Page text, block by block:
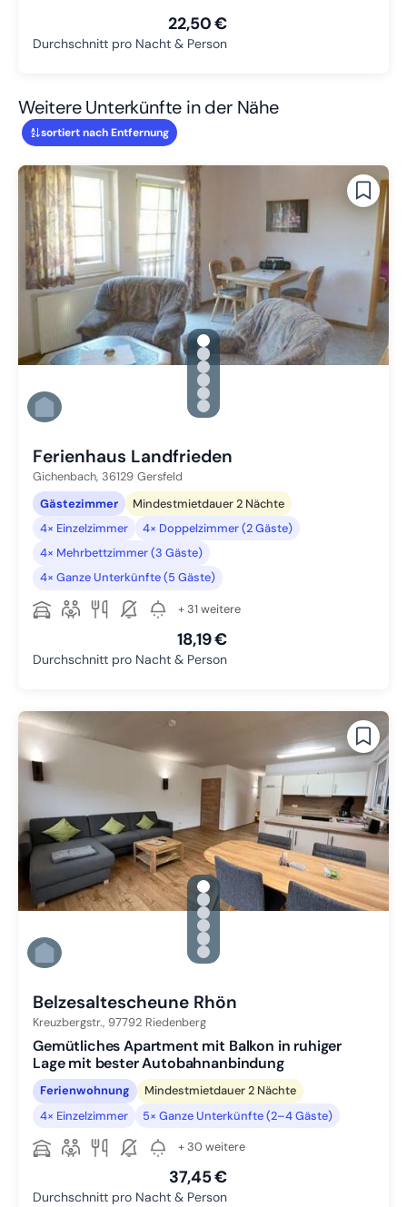
22,50 €
Durchschnitt pro Nacht & Person
Weitere Unterkünfte in der Nähe
sortiert nach Entfernung
gallery.slide_selector
Zu Slide 1 wechseln
Zu Slide 2 wechseln
Zu Slide 3 wechseln
Zu Slide 4 wechseln
Zu Slide 5 wechseln
Zu Slide 6 wechseln
Ferienhaus Landfrieden
Gichenbach, 36129 Gersfeld
Gästezimmer
Mindestmietdauer 2 Nächte
4× Einzelzimmer
4× Doppelzimmer (2 Gäste)
4× Mehrbettzimmer (3 Gäste)
4× Ganze Unterkünfte (5 Gäste)
+ 31 weitere
18,19 €
Durchschnitt pro Nacht & Person
gallery.slide_selector
Zu Slide 1 wechseln
Zu Slide 2 wechseln
Zu Slide 3 wechseln
Zu Slide 4 wechseln
Zu Slide 5 wechseln
Zu Slide 6 wechseln
Belzesaltescheune Rhön
Kreuzbergstr., 97792 Riedenberg
Gemütliches Apartment mit Balkon in ruhiger
Lage mit bester Autobahnanbindung
Ferienwohnung
Mindestmietdauer 2 Nächte
4× Einzelzimmer
5× Ganze Unterkünfte (2–4 Gäste)
+ 30 weitere
37,45 €
Durchschnitt pro Nacht & Person